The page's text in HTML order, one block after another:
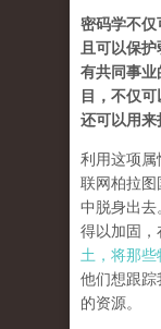
密码学不仅
且可以保
有共同事业
目，不仅
还可以用来
利用这项属
联网柏拉图
中脱身出去
得以加固，
土，将那
他们想跟踪
的资源。